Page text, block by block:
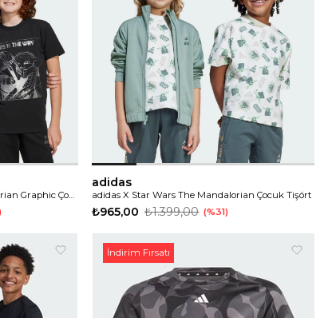
adidas X Star Wars The Mandalorian Graphic Çocuk Tişört
adidas
adidas X Star Wars The Mandalorian Çocuk Tişört
₺965,00 ₺1.399,00 %31
İndirim Fırsatı